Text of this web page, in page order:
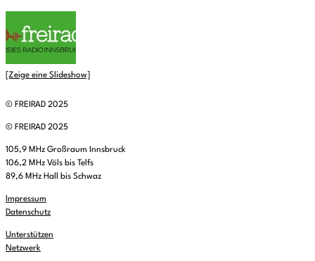
[Zeige eine Slideshow]
© FREIRAD 2025
© FREIRAD 2025
105,9 MHz Großraum Innsbruck
106,2 MHz Völs bis Telfs
89,6 MHz Hall bis Schwaz
Impressum
Datenschutz
Unterstützen
Netzwerk